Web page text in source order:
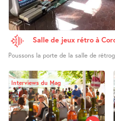
Salle de jeux rétro à
Poussons la porte de la salle de
Interviews du Mag